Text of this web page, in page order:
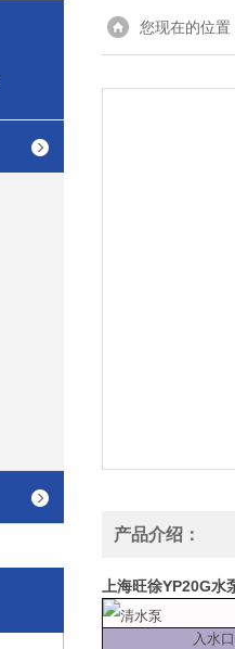
您现在的位置
产品介绍：
上海旺徐YP20G水
清水泵
入水